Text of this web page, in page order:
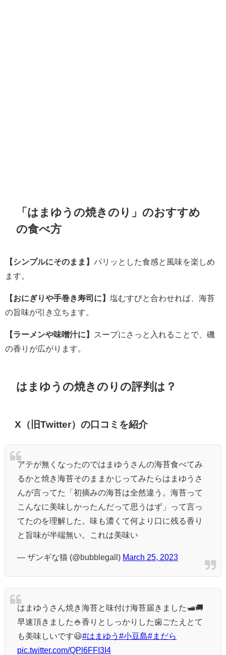
「はまゆうの焼きのり」のおすすめ
の食べ方
【シンプルにそのまま】 パリッとした食感と風味を楽しめ
ます。
【おにぎりや手巻き寿司に】 塩むすびと合わせれば、海苔
の旨味が引き立ちます。
【ラーメンや味噌汁に】
スープにさっと入れることで、磯
の香りが広がります。
はまゆうの焼きのりの評判は？
X（旧Twitter）の口コミを紹介
アテが無くなったのではまゆうさんの海苔食べてみ
るかと焼き海苔そのままかじってみたらはまゆうさ
んが言ってた「初摘みの海苔は全然違う。海苔って
こんなに美味しかったんだって思うはず」って言っ
てたのを理解した。味も濃くて何より口に残る香り
と旨味が半端無い。これは美味い
— ザンギな猫 (@bubblegall) March 25, 2023
はまゆうさん焼き海苔と味付け海苔届きました🛥🚚
早速頂きました🍚香りとしっかりした歯ごたえとて
も美味しいです😃#はまゆう #小豆島#まだら
pic.twitter.com/QPl6FFI3I4